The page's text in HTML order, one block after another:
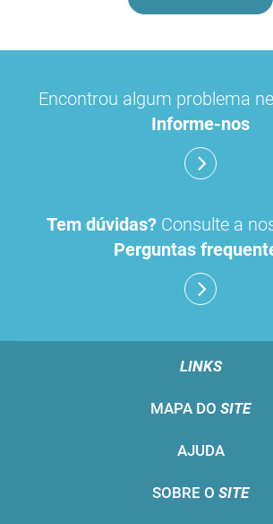
Encontrou algum problema
Informe-nos
Tem dúvidas? Consulte a
Perguntas
LINKS
MAPA DO SITE
AJUDA
SOBRE O SITE